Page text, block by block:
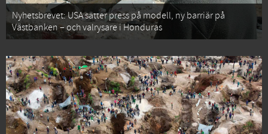
Nyhetsbrevet: USA sätter press på modell, ny barriär på
Västbanken – och valrysare i Honduras